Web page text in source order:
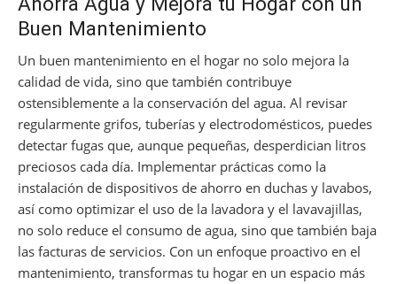
Buen Mantenimiento
Un buen mantenimiento en el hogar no solo mejora la
calidad de vida, sino que también contribuye
ostensiblemente a la conservación del agua. Al revisar
regularmente grifos, tuberías y electrodomésticos, puedes
detectar fugas que, aunque pequeñas, desperdician litros
preciosos cada día. Implementar prácticas como la
instalación de dispositivos de ahorro en duchas y lavabos,
así como optimizar el uso de la lavadora y el lavavajillas,
no solo reduce el consumo de agua, sino que también baja
las facturas de servicios. Con un enfoque proactivo en el
mantenimiento, transformas tu hogar en un espacio más